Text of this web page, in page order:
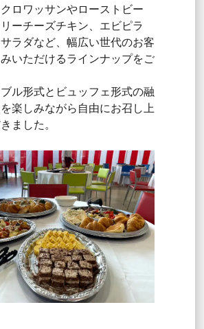
ロワッサンやローストビー
ーチーズチキン、エビピラ
ラダなど、幅広い世代のお客
いただけるラインナップをご
ル形式とビュッフェ形式の融
楽しみながら自由にお召し上
ました。